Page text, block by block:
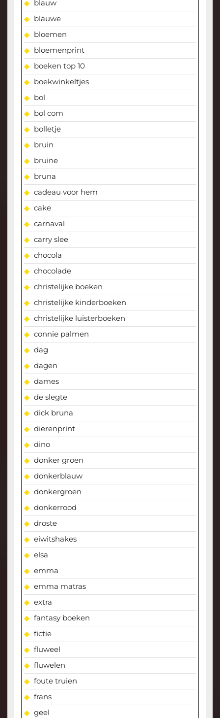
blauw
blauwe
bloemen
bloemenprint
boeken top 10
boekwinkeltjes
bol
bol com
bolletje
bruin
bruine
bruna
cadeau voor hem
cake
carnaval
carry slee
chocola
chocolade
christelijke boeken
christelijke kinderboeken
christelijke luisterboeken
connie palmen
dag
dagen
dames
de slegte
dick bruna
dierenprint
dino
donker groen
donkerblauw
donkergroen
donkerrood
droste
eiwitshakes
elsa
emma
emma matras
extra
fantasy boeken
fictie
fluweel
fluwelen
foute truien
frans
geel